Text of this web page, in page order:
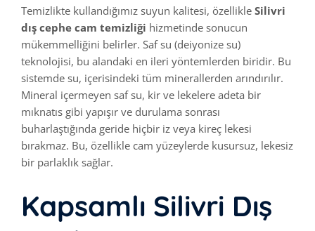
Temizlikte kullandığımız suyun kalitesi, özellikle Silivri
dış cephe cam temizliği hizmetinde sonucun
mükemmelliğini belirler. Saf su (deiyonize su)
teknolojisi, bu alandaki en ileri yöntemlerden biridir. Bu
sistemde su, içerisindeki tüm minerallerden arındırılır.
Mineral içermeyen saf su, kir ve lekelere adeta bir
mıknatıs gibi yapışır ve durulama sonrası
buharlaştığında geride hiçbir iz veya kireç lekesi
bırakmaz. Bu, özellikle cam yüzeylerde kusursuz, lekesiz
bir parlaklık sağlar.
Kapsamlı Silivri Dış